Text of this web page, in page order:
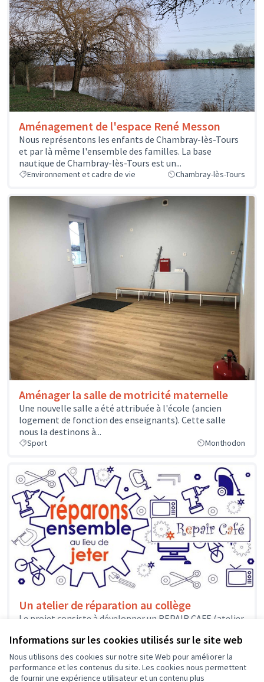
Informations sur les cookies utilisés sur le site web
Nous utilisons des cookies sur notre site Web pour améliorer la
performance et les contenus du site. Les cookies nous permettent
de fournir une expérience utilisateur et un contenu plus
Aménagement de l'espace René Messon
Nous représentons les enfants de Chambray-lès-Tours
et par là même l'ensemble des familles. La base
nautique de Chambray-lès-Tours est un...
Environnement et cadre de vie Chambray-lès-Tours
Aménager la salle de motricité maternelle
Une nouvelle salle a été attribuée à l'école (ancien
logement de fonction des enseignants). Cette salle
nous la destinons à...
Sport Monthodon
Un atelier de réparation au collège
Le projet consiste à développer un REPAIR CAFE (atelier
Arche du...
Solidarité et développement local Joué-lès-Tours